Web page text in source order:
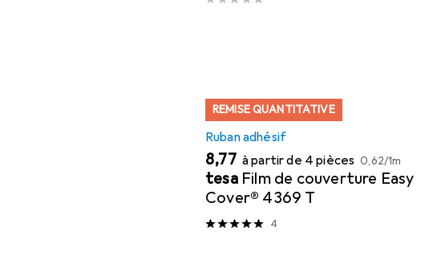
REMISE QUANTITATIVE
Ruban adhésif
EUR
8,77 à partir de 4 pièces EUR
0,62/1m
tesa Film de couverture Easy
Cover® 4369 T
4